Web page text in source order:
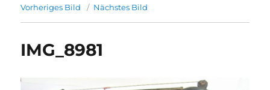
Vorheriges Bild Nächstes Bild
IMG_8981